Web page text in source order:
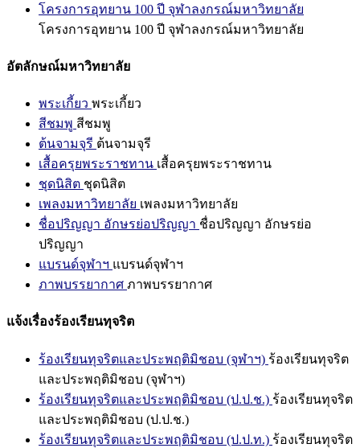
โครงการอุทยาน 100 ปี จุฬาลงกรณ์มหาวิทยาลัย
โครงการอุทยาน 100 ปี จุฬาลงกรณ์มหาวิทยาลัย
อัตลักษณ์มหาวิทยาลัย
พระเกี้ยว พระเกี้ยว
สีชมพู สีชมพู
ต้นจามจุรี ต้นจามจุรี
เสื้อครุยพระราชทาน เสื้อครุยพระราชทาน
ชุดนิสิต ชุดนิสิต
เพลงมหาวิทยาลัย เพลงมหาวิทยาลัย
ชื่อปริญญา อักษรย่อปริญญา ชื่อปริญญา อักษรย่อ
ปริญญา
แบรนด์จุฬาฯ แบรนด์จุฬาฯ
ภาพบรรยากาศ ภาพบรรยากาศ
แจ้งเรื่องร้องเรียนทุจริต
ร้องเรียนทุจริตและประพฤติมิชอบ (จุฬาฯ) ร้องเรียนทุจริต
และประพฤติมิชอบ (จุฬาฯ)
ร้องเรียนทุจริตและประพฤติมิชอบ (ป.ป.ช.) ร้องเรียนทุจริต
และประพฤติมิชอบ (ป.ป.ช.)
ร้องเรียนทุจริตและประพฤติมิชอบ (ป.ป.ท.) ร้องเรียนทุจริต